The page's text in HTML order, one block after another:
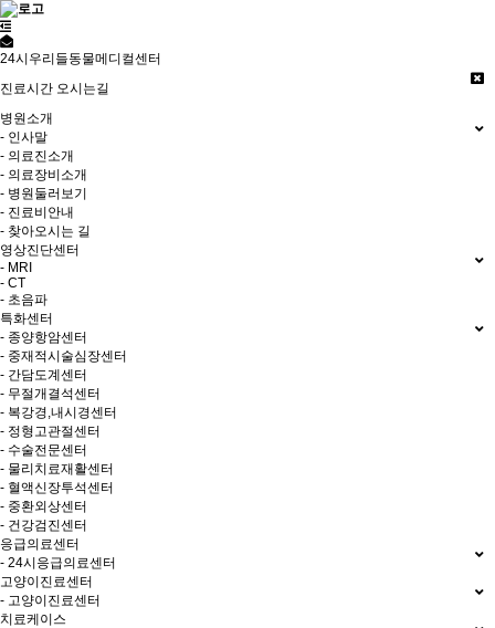
24시우리들동물메디컬센터
진료시간 오시는길
병원소개
- 인사말
- 의료진소개
- 의료장비소개
- 병원둘러보기
- 진료비안내
- 찾아오시는 길
영상진단센터
- MRI
- CT
- 초음파
특화센터
- 종양항암센터
- 중재적시술심장센터
- 간담도계센터
- 무절개결석센터
- 복강경,내시경센터
- 정형고관절센터
- 수술전문센터
- 물리치료재활센터
- 혈액신장투석센터
- 중환외상센터
- 건강검진센터
응급의료센터
- 24시응급의료센터
고양이진료센터
- 고양이진료센터
치료케이스